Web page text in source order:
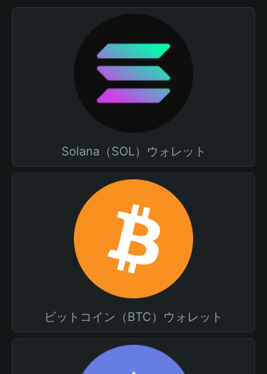
Solana（SOL）ウォレット
ビットコイン（BTC）ウォレット